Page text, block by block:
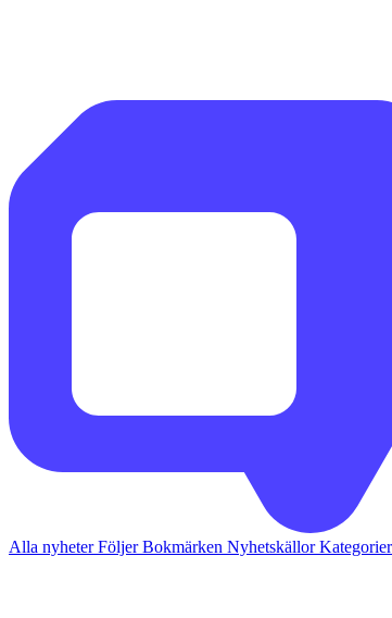
Alla nyheterFöljerBokmärken NyhetskällorKategorier